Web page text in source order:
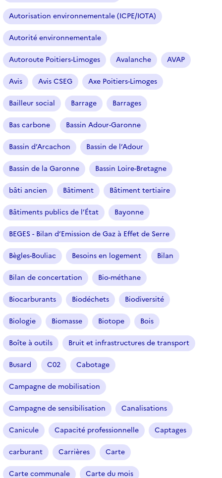
Autorisation environnementale (ICPE/IOTA)
Autorité environnementale
Autoroute Poitiers-Limoges Avalanche AVAP
Avis Avis CSEG Axe Poitiers-Limoges
Bailleur social Barrage Barrages
Bas carbone Bassin Adour-Garonne
Bassin d’Arcachon Bassin de l’Adour
Bassin de la Garonne Bassin Loire-Bretagne
bâti ancien Bâtiment Bâtiment tertiaire
Bâtiments publics de l’État Bayonne
BEGES - Bilan d’Emission de Gaz à Effet de Serre
Bègles-Bouliac Besoins en logement Bilan
Bilan de concertation Bio-méthane
Biocarburants Biodéchets Biodiversité
Biologie Biomasse Biotope Bois
Boîte à outils Bruit et infrastructures de transport
Busard C02 Cabotage
Campagne de mobilisation
Campagne de sensibilisation Canalisations
Canicule Capacité professionnelle Captages
carburant Carrières Carte
Carte communale Carte du mois